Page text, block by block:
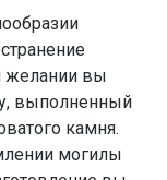
желании вы
выполненный
камня.
могилы